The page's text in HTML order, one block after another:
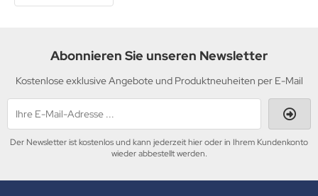
Abonnieren Sie unseren Newsletter
Kostenlose exklusive Angebote und Produktneuheiten per E-Mail
Der Newsletter ist kostenlos und kann jederzeit hier oder in Ihrem Kundenkonto
wieder abbestellt werden.